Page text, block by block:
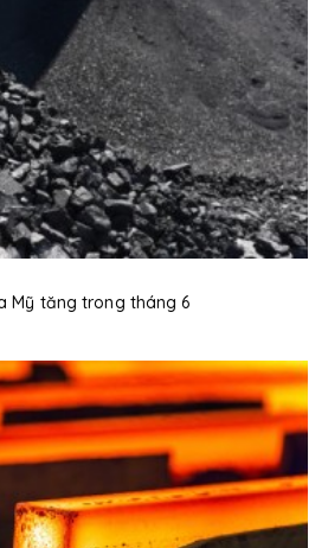
Mỹ tăng trong tháng 6